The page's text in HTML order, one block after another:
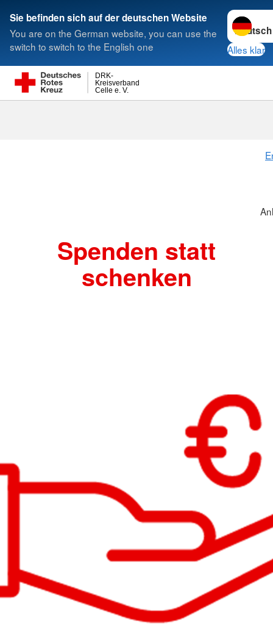
Sie befinden sich auf der deutschen Website
You are on the German website, you can use the
switch to switch to the English one
Sprache
Alles klar
Celle e. V.
Kreisverband
DRK-
Suche
Spenden statt
schenken